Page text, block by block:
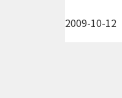
2009-10-12